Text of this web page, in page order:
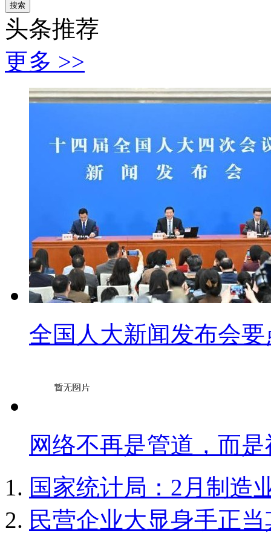
搜索
头条推荐
更多 >>
全国人大新闻发布会
网络不再是管道，而
国家统计局：2月制造
民营企业大显身手正